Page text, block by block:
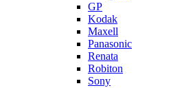
GP
Kodak
Maxell
Panasonic
Renata
Robiton
Sony